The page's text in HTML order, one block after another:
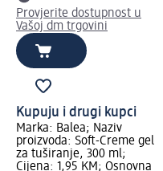
Provjerite dostupnost u
Vašoj dm trgovini
Kupuju i drugi kupci
Marka: Balea; Naziv
proizvoda: Soft-Creme gel
za tuširanje, 300 ml;
Cijena: 1,95 KM; Osnovna